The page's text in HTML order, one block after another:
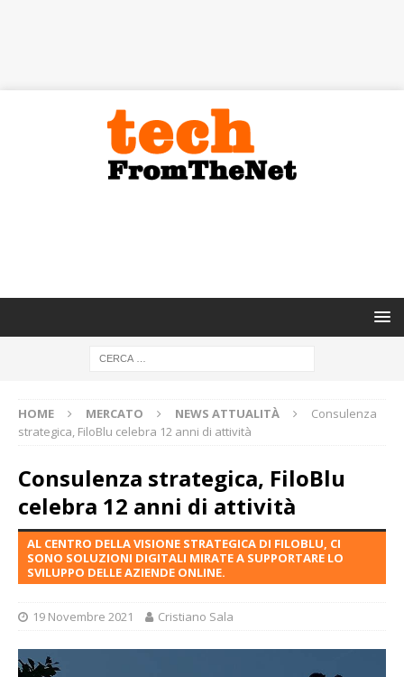
HOME MERCATO NEWS ATTUALITÀ
Consulenza
strategica, FiloBlu celebra 12 anni di attività
Consulenza strategica, FiloBlu
celebra 12 anni di attività
AL CENTRO DELLA VISIONE STRATEGICA DI FILOBLU, CI
SONO SOLUZIONI DIGITALI MIRATE A SUPPORTARE LO
SVILUPPO DELLE AZIENDE ONLINE.
19 Novembre 2021 Cristiano Sala